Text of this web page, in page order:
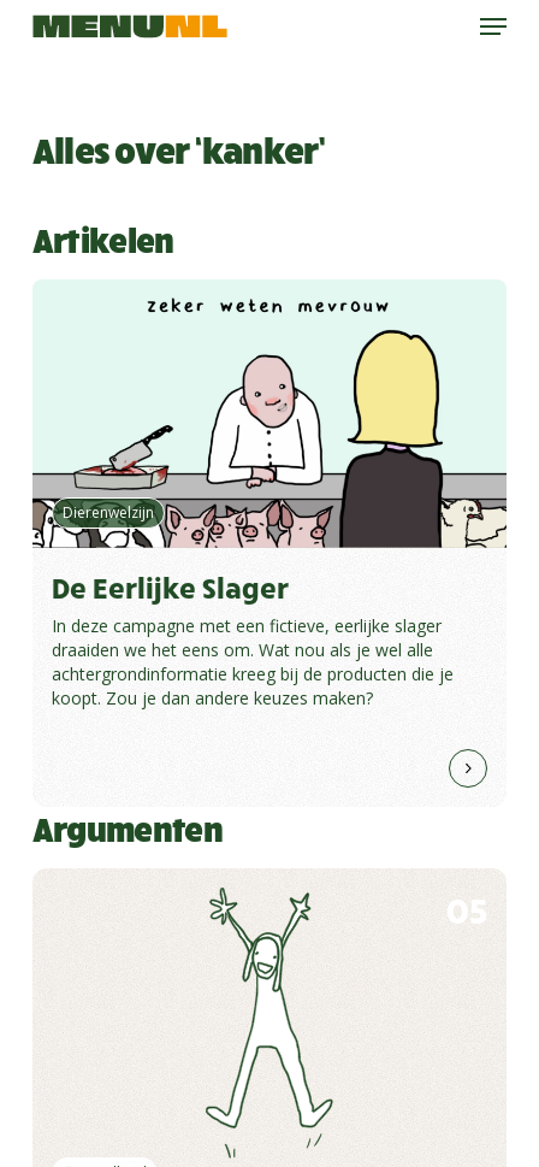
Skip
Menu
Alles over ‘kanker’
Artikelen
Dierenwelzijn
De Eerlijke Slager
In deze campagne met een fictieve, eerlijke slager
draaiden we het eens om. Wat nou als je wel alle
achtergrondinformatie kreeg bij de producten die je
koopt. Zou je dan andere keuzes maken?
Argumenten
05